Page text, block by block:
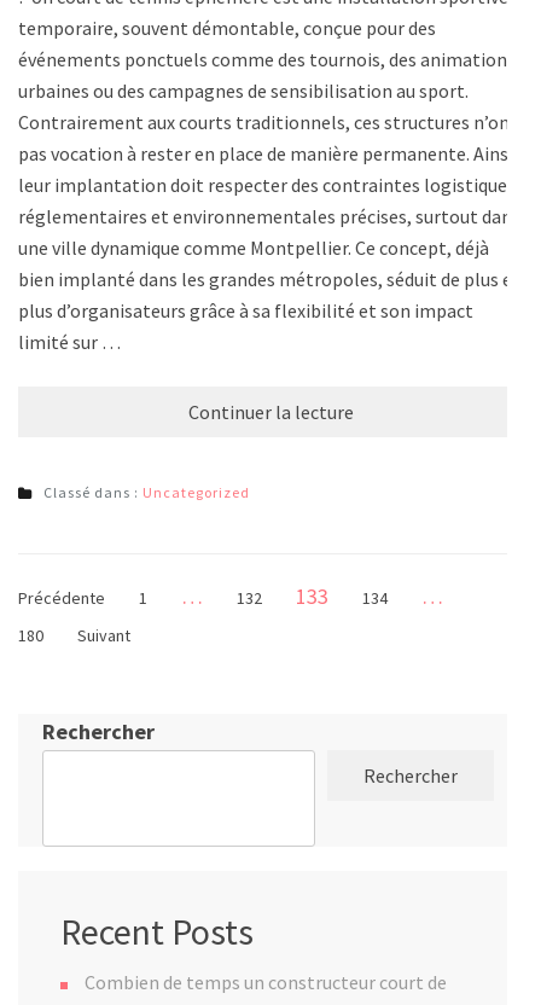
temporaire, souvent démontable, conçue pour des
événements ponctuels comme des tournois, des animations
urbaines ou des campagnes de sensibilisation au sport.
Contrairement aux courts traditionnels, ces structures n’ont
pas vocation à rester en place de manière permanente. Ainsi,
leur implantation doit respecter des contraintes logistiques,
réglementaires et environnementales précises, surtout dans
une ville dynamique comme Montpellier. Ce concept, déjà
bien implanté dans les grandes métropoles, séduit de plus en
plus d’organisateurs grâce à sa flexibilité et son impact
limité sur …
Continuer la lecture
Classé dans : Uncategorized
Pagination
des
Précédente Page
1 … Page
132 Page
133 Page
134 …
180
Suivant
Rechercher
Rechercher
Recent Posts
Combien de temps un constructeur court de